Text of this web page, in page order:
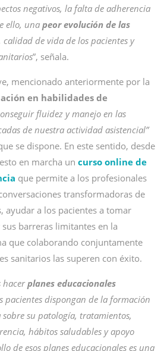
negativos, la falta de adherencia
ello, una peor evolución de las
calidad de vida de los pacientes y
”, señala.
mencionado anteriormente por la
en habilidades de
fluidez y manejo en las
de nuestra actividad asistencial”
se dispone. En este sentido, desde
en marcha un curso online de
que permite a los profesionales
transformadoras de
ayudar a los pacientes a tomar
barreras limitantes en la
que colaborando conjuntamente
sanitarios las superen con éxito.
hacerplanes educacionales
pacientes dispongan de la formación
su patología, tratamientos,
hábitos saludables y apoyo
de esos planes educacionales es una